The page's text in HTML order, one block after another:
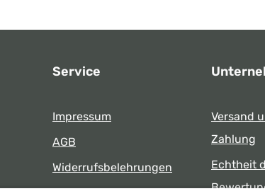
Service
Impressum
AGB
Widerrufsbelehrungen
Datenschutz
Versand
Zahlung
Echtheit